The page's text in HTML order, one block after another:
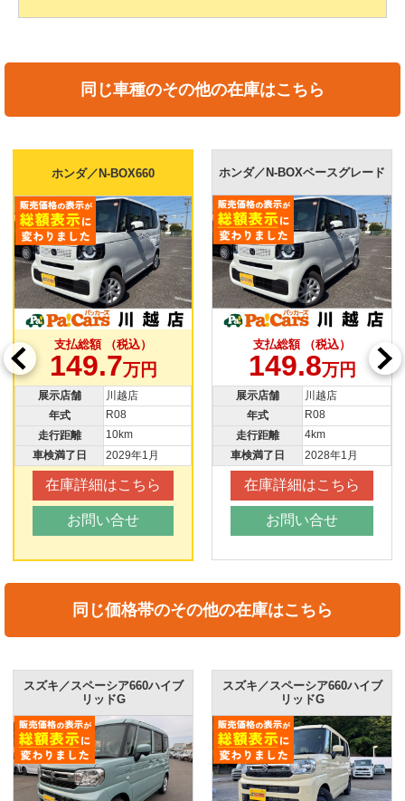
同じ車種のその他の在庫はこちら
ホンダ／N-BOX660
支払総額 （税込）
149.7万円
展示店舗
川越店
年式
R08
走行距離
10km
車検満了日
2029年1月
在庫詳細はこちら
お問い合せ
ホンダ／N-BOXベースグレード
支払総額 （税込）
149.8万円
展示店舗
川越店
年式
R08
走行距離
4km
車検満了日
2028年1月
在庫詳細はこちら
お問い合せ
同じ価格帯のその他の在庫はこちら
スズキ／スペーシア660ハイブ
リッドG
スズキ／スペーシア660ハイブ
リッドG